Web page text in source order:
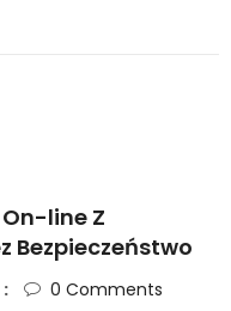
line Z
Bezpieczeństwo
0 Comments